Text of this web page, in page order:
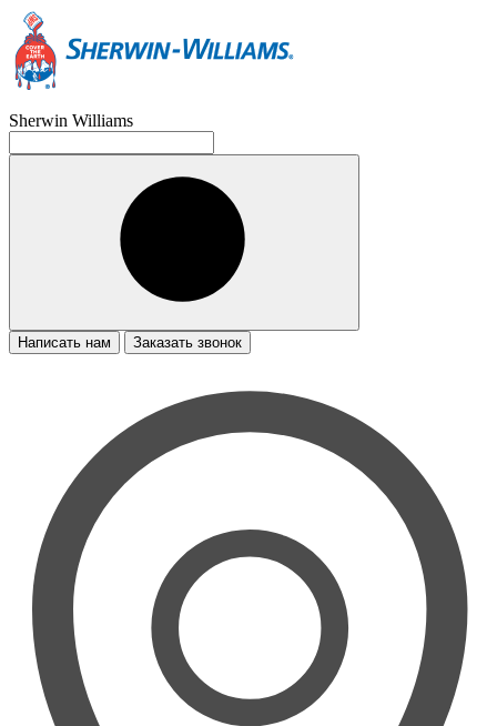
Sherwin Williams
Написать нам Заказать звонок